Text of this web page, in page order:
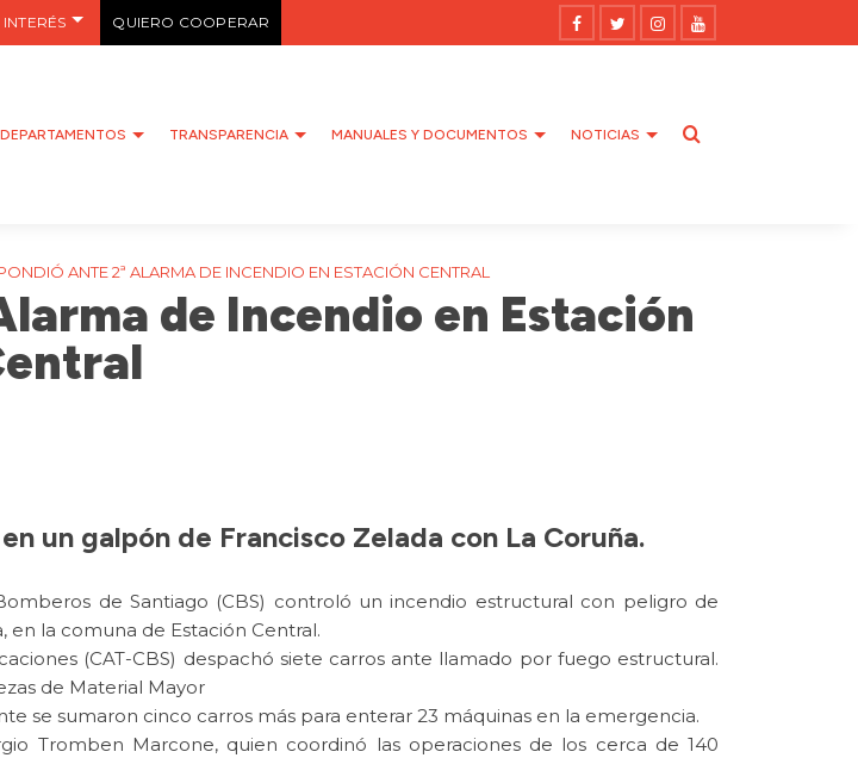
QUIERO COOPERAR
DEPARTAMENTOS TRANSPARENCIA MANUALES Y DOCUMENTOS NOTICIAS
ANTE 2ª ALARMA DE INCENDIO EN ESTACIÓN CENTRAL
de Incendio en Estación
un galpón de Francisco Zelada con La Coruña.
de Santiago (CBS) controló un incendio estructural con peligro de
la comuna de Estación Central.
(CAT-CBS) despachó siete carros ante llamado por fuego estructural.
de Material Mayor
se sumaron cinco carros más para enterar 23 máquinas en la emergencia.
Tromben Marcone, quien coordinó las operaciones de los cerca de 140